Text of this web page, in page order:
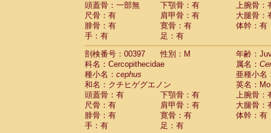
頭蓋骨：一部無
下顎骨：有
上腕骨：
尺骨：有
肩甲骨：有
大腿骨：
腓骨：有
寛骨：有
体幹：有
手：有
足：有
剖検番号：00397
性別：M
年齢：
科名：Cercopithecidae
属名：
種小名： cephus
亜種小名
和名：クチヒゲグエノン
英名：
頭蓋骨：有
下顎骨：有
上腕骨：
尺骨：有
肩甲骨：有
大腿骨：
腓骨：有
寛骨：有
体幹：有
手：有
足：有